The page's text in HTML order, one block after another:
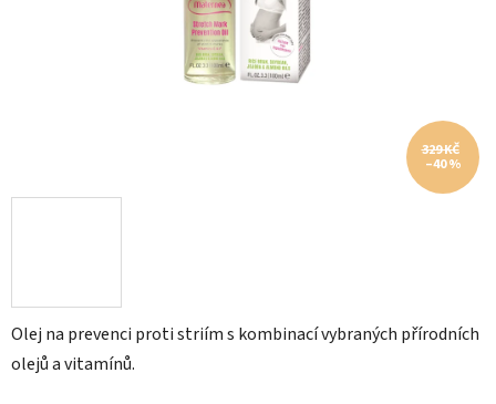
Olej na prevenci proti striím s kombinací vybraných přírodních
olejů a vitamínů.
329 KČ
–40 %